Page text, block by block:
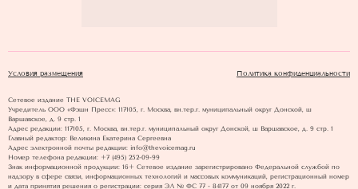
Условия размещения Политика конфиденциальности
Сетевое издание THE VOICEMAG
Учредитель ООО «Фэшн Пресс»: 117105, г. Москва, вн.тер.г. муниципальный округ Донской, ш
Варшавское, д. 9 стр. 1
Адрес редакции: 117105, г. Москва, вн.тер.г. муниципальный округ Донской, ш Варшавское, д. 9 стр. 1
Главный редактор: Великина Екатерина Сергеевна
Адрес электронной почты редакции: info@thevoicemag.ru
Номер телефона редакции: +7 (495) 252-09-99
Знак информационной продукции: 16+ Cетевое издание зарегистрировано Федеральной службой по
надзору в сфере связи, информационных технологий и массовых коммуникаций, регистрационный номер
и дата принятия решения о регистрации: серия ЭЛ № ФС 77 - 84177 от 09 ноября 2022 г.